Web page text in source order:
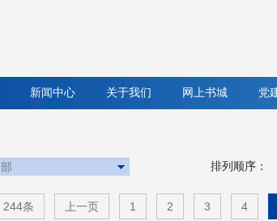
新闻中心 关于我们 网上书城 党
排列顺序：
244条 上一页 1 2 3 4